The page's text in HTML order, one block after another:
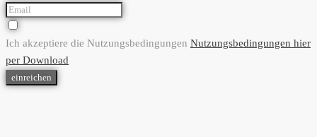
Ich akzeptiere die Nutzungsbedingungen Nutzungsbedingungen hier
per Download
einreichen